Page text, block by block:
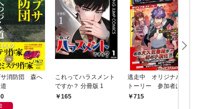
サ消防団 森へ
これってハラスメント
ですか？ 分冊版 1
165
逃走中 オリジナルス
トーリー 参加者は小
学生！？ 渋谷の街を
715